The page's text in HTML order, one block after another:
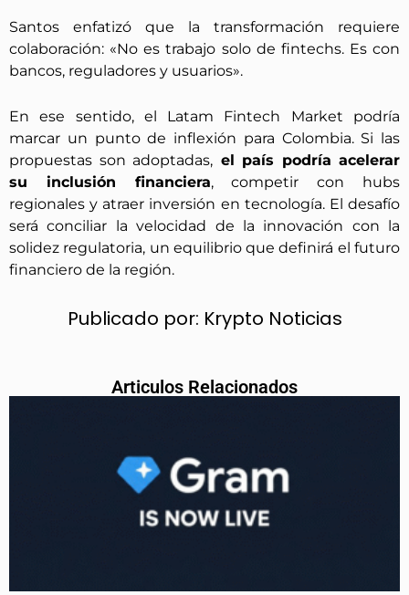
Santos enfatizó que la transformación requiere
colaboración: «No es trabajo solo de fintechs. Es con
bancos, reguladores y usuarios».
En ese sentido, el Latam Fintech Market podría
marcar un punto de inflexión para Colombia. Si las
propuestas son adoptadas, el país podría acelerar
su inclusión financiera, competir con hubs
regionales y atraer inversión en tecnología. El desafío
será conciliar la velocidad de la innovación con la
solidez regulatoria, un equilibrio que definirá el futuro
financiero de la región.
Publicado por: Krypto Noticias
Articulos Relacionados